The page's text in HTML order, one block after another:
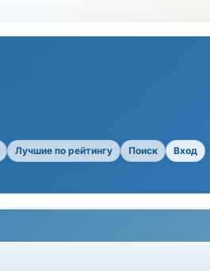
Лучшие по рейтингу Поиск Вход